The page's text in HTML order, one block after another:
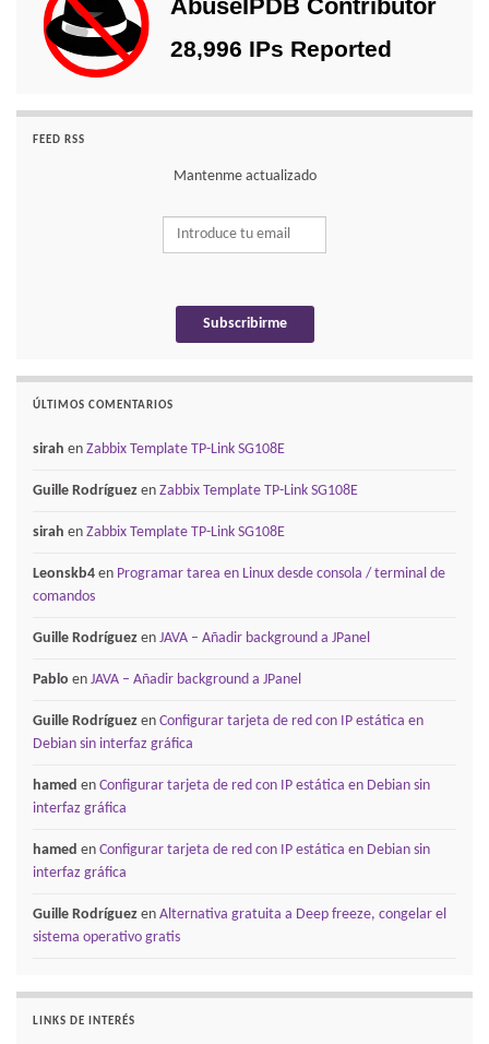
FEED RSS
Mantenme actualizado
ÚLTIMOS COMENTARIOS
sirah en Zabbix Template TP-Link SG108E
Guille Rodríguez en Zabbix Template TP-Link SG108E
sirah en Zabbix Template TP-Link SG108E
Leonskb4 en Programar tarea en Linux desde consola / terminal de
comandos
Guille Rodríguez en JAVA – Añadir background a JPanel
Pablo en JAVA – Añadir background a JPanel
Guille Rodríguez en Configurar tarjeta de red con IP estática en
Debian sin interfaz gráfica
hamed en Configurar tarjeta de red con IP estática en Debian sin
interfaz gráfica
hamed en Configurar tarjeta de red con IP estática en Debian sin
interfaz gráfica
Guille Rodríguez en Alternativa gratuita a Deep freeze, congelar el
sistema operativo gratis
LINKS DE INTERÉS